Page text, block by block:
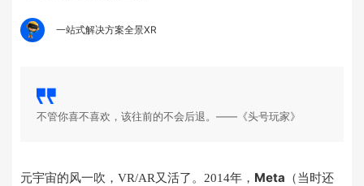
一站式解决方案全景XR
不管你喜不喜欢，该往前的不会后退。——《头号玩家》
元宇宙的风一吹，VR/AR又活了。2014年， Meta （当时还